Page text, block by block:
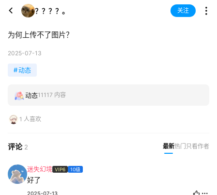
？？？？。 关注
为何上传不了图片？
2025-07-13
#动态
动态11117 内容
1 人喜欢
评论 2 最新热门 只看作者
迷失幻境 VIP6 10级
好了
2025-07-13